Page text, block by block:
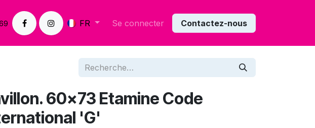
FR Se connecter Contactez-nous
60x73 Etamine Code
'G'